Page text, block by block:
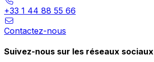
+33 1 44 88 55 66
Contactez-nous
Suivez-nous sur les réseaux sociaux